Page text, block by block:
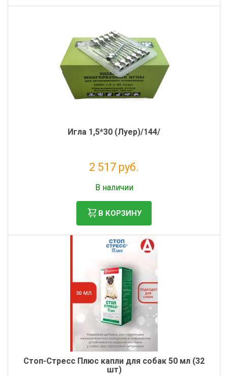
Игла 1,5*30 (Луер)/144/
2 517 руб.
В наличии
В КОРЗИНУ
Стоп-Стресс Плюс капли для собак 50 мл (32
шт)